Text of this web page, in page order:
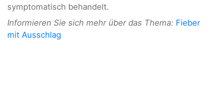
symptomatisch behandelt.
Informieren Sie sich mehr über das Thema: Fieber
mit Ausschlag